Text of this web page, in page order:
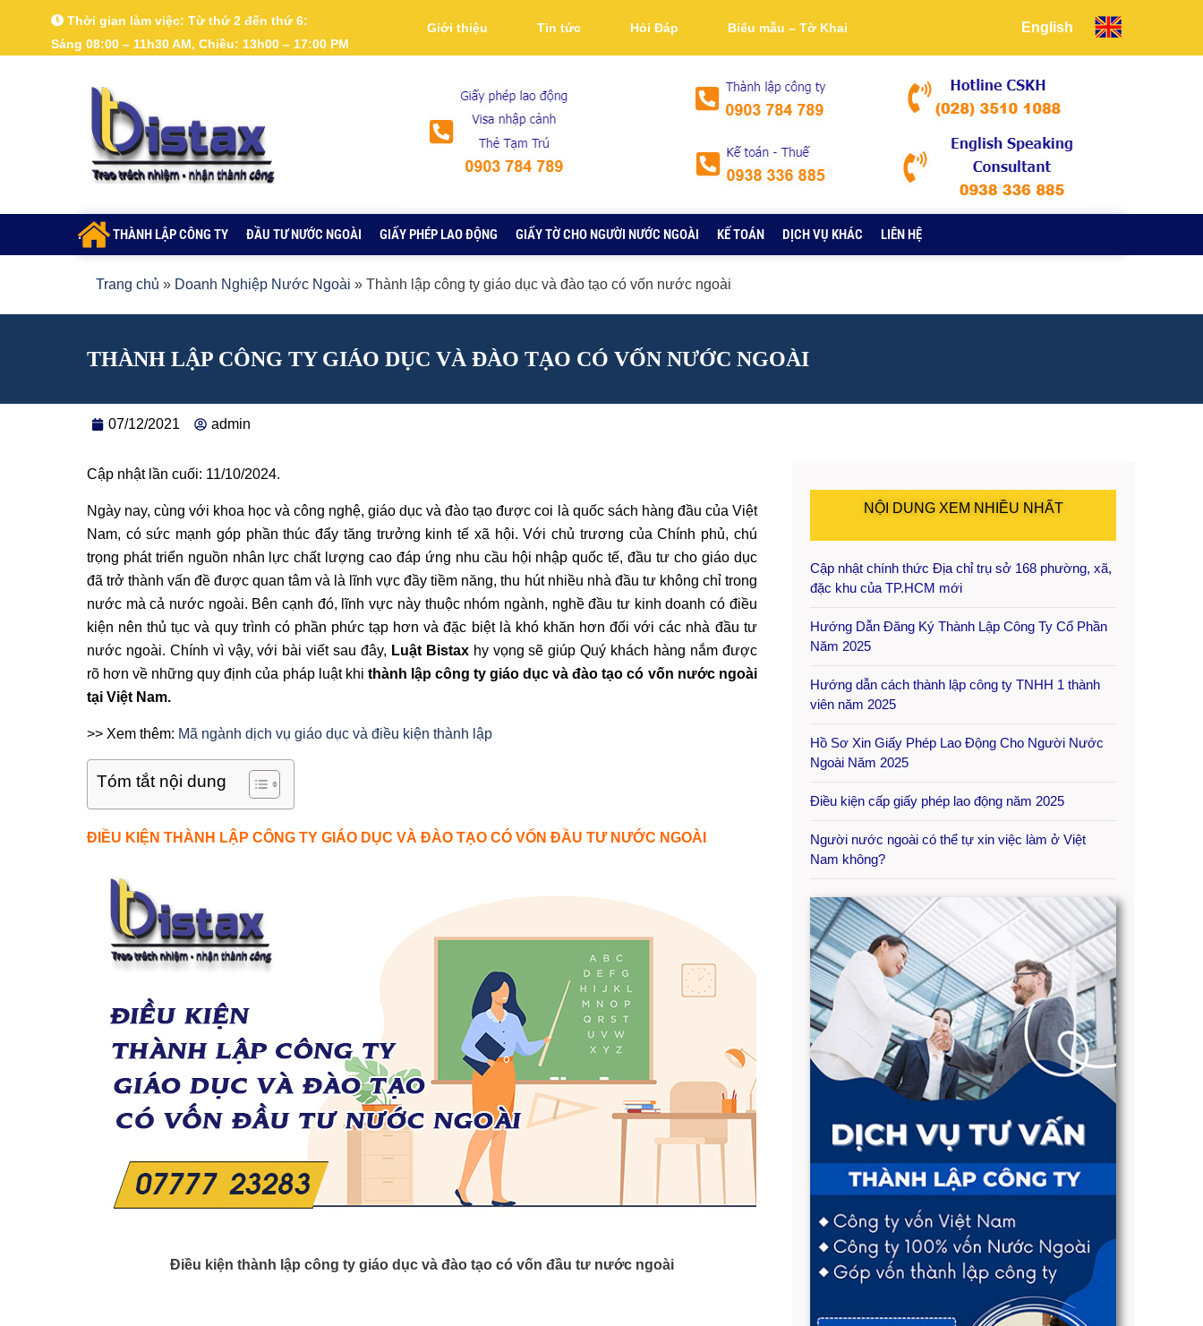
nội
Thời gian làm việc: Từ thứ 2 đến thứ 6:
Sáng 08:00 – 11h30 AM, Chiều: 13h00 – 17:00 PM
Giới thiệu Tin tức Hỏi Đáp Biểu mẫu – Tờ Khai English
. THÀNH LẬP CÔNG TY ĐẦU TƯ NƯỚC NGOÀI GIẤY PHÉP LAO ĐỘNG GIẤY TỜ CHO NGƯỜI NƯỚC NGOÀI KẾ TOÁN DỊCH VỤ KHÁC LIÊN HỆ
Trang chủ » Doanh Nghiệp Nước Ngoài » Thành lập công ty giáo dục và đào tạo có vốn nước ngoài
THÀNH LẬP CÔNG TY GIÁO DỤC VÀ ĐÀO TẠO CÓ VỐN NƯỚC NGOÀI
07/12/2021 admin
Cập nhật lần cuối: 11/10/2024.
Ngày nay, cùng với khoa học và công nghệ, giáo dục và đào tạo được coi là quốc sách hàng đầu của Việt
Nam, có sức mạnh góp phần thúc đẩy tăng trưởng kinh tế xã hội. Với chủ trương của Chính phủ, chú
trọng phát triển nguồn nhân lực chất lượng cao đáp ứng nhu cầu hội nhập quốc tế, đầu tư cho giáo dục
đã trở thành vấn đề được quan tâm và là lĩnh vực đầy tiềm năng, thu hút nhiều nhà đầu tư không chỉ trong
nước mà cả nước ngoài. Bên cạnh đó, lĩnh vực này thuộc nhóm ngành, nghề đầu tư kinh doanh có điều
kiện nên thủ tục và quy trình có phần phức tạp hơn và đặc biệt là khó khăn hơn đối với các nhà đầu tư
nước ngoài. Chính vì vậy, với bài viết sau đây, Luật Bistaxhy vọng sẽ giúp Quý khách hàng nắm được
rõ hơn về những quy định của pháp luật khi thành lập công ty giáo dục và đào tạo có vốn nước ngoài
tại Việt Nam.
>> Xem thêm: Mã ngành dịch vụ giáo dục và điều kiện thành lập
Tóm tắt nội dung
ĐIỀU KIỆN THÀNH LẬP CÔNG TY GIÁO DỤC VÀ ĐÀO TẠO CÓ VỐN ĐẦU TƯ NƯỚC NGOÀI
Điều kiện thành lập công ty giáo dục và đào tạo có vốn đầu tư nước ngoài
NỘI DUNG XEM NHIỀU NHẤT
Cập nhật chính thức Địa chỉ trụ sở 168 phường, xã,
đặc khu của TP.HCM mới
Hướng Dẫn Đăng Ký Thành Lập Công Ty Cổ Phần
Năm 2025
Hướng dẫn cách thành lập công ty TNHH 1 thành
viên năm 2025
Hồ Sơ Xin Giấy Phép Lao Động Cho Người Nước
Ngoài Năm 2025
Điều kiện cấp giấy phép lao động năm 2025
Người nước ngoài có thể tự xin việc làm ở Việt
Nam không?